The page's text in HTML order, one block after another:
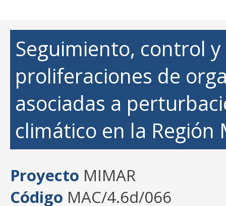
Seguimiento, control
proliferaciones de
asociadas a
climático en la Región
Proyecto MIMAR
Código MAC/4.6d/066